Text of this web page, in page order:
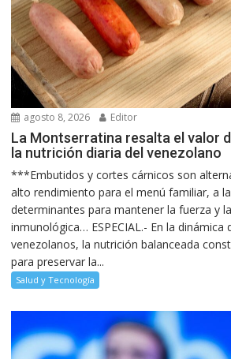
agosto 8, 2026 Editor
La Montserratina resalta el valor
la nutrición diaria del venezolano
***Embutidos y cortes cárnicos son
alto rendimiento para el menú familiar, a
determinantes para mantener la fuerza y
inmunológica… ESPECIAL.- En la dinámica
venezolanos, la nutrición balanceada
para preservar la...
Salud y Tecnología